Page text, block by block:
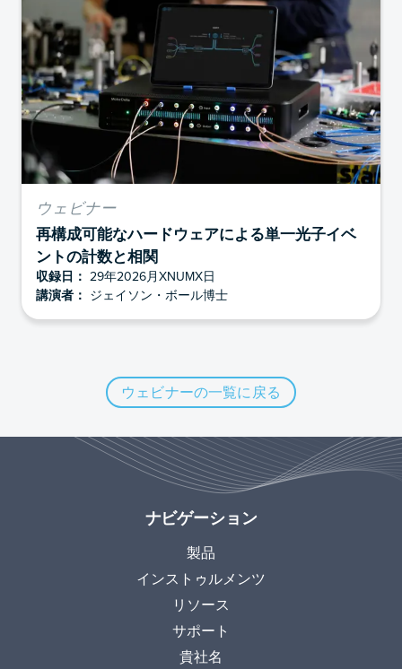
ウェビナー
再構成可能なハードウェアによる単一光子イベ
ントの計数と相関
収録日： 29年2026月XNUMX日
講演者： ジェイソン・ボール博士
ウェビナーの一覧に戻る
ナビゲーション
製品
インストゥルメンツ
リソース
サポート
貴社名